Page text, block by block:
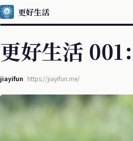
更好生活
更好生活 001
jiayifun https://jiayifun.me/